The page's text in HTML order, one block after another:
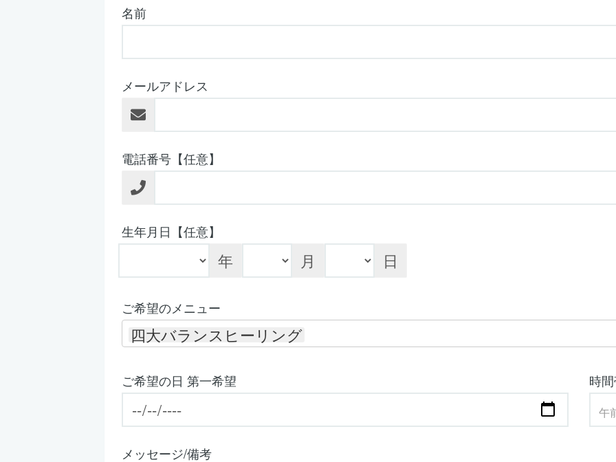
名前
メールアドレス
電話番号【任意】
生年月日【任意】
年 月 日
ご希望のメニュー
四大バランスヒーリング
ご希望の日 第一希望 時
メッセージ/備考